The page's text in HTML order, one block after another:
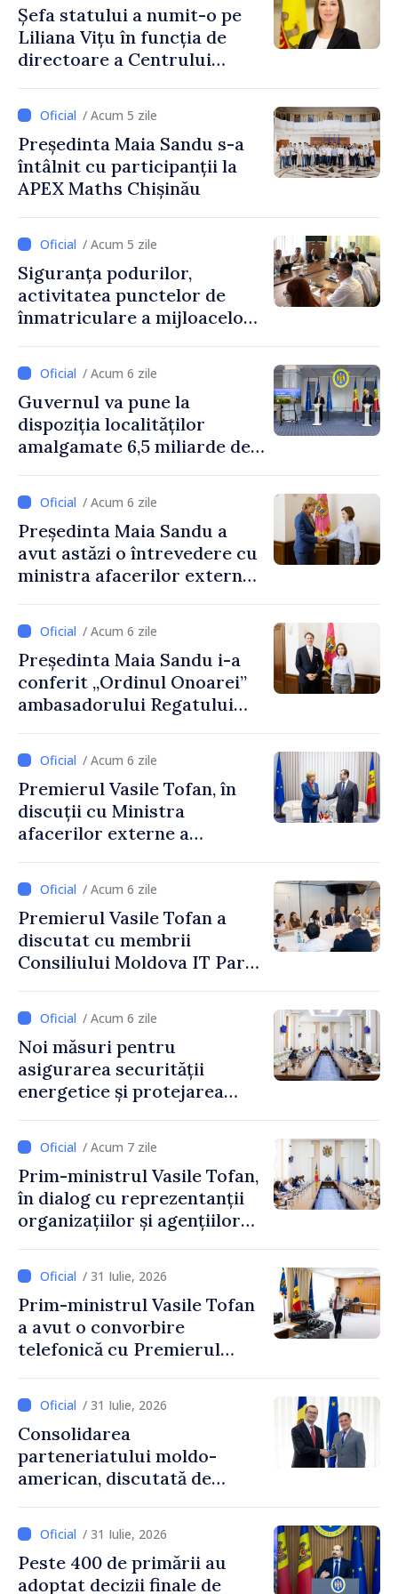
Șefa statului a numit-o pe
Liliana Vițu în funcția de
directoare a Centrului
Strategică și Contracarare a
Dezinformării
/ Acum 5 zile
Președinta Maia Sandu s-a
întâlnit cu participanții la
APEX Maths Chișinău
/ Acum 5 zile
Siguranța podurilor,
activitatea punctelor de
înmatriculare a mijloacelor
școlilor auto, discutate în
cadrul reuniunii experților
de profil de pe ambele
maluri ale Nistrului
/ Acum 6 zile
Guvernul va pune la
dispoziția localităților
amalgamate 6,5 miliarde de
Guvernului, Alexei Buzu:
„Banii sunt disponibili. Acum
este important ca primăriile
să finalizeze procesul de
amalgamare și să
m
/ Acum 6 zile
Președinta Maia Sandu a
avut astăzi o întrevedere cu
ministra afacerilor externe
/ Acum 6 zile
Președinta Maia Sandu i-a
conferit „Ordinul Onoarei”
ambasadorului Regatului
încheierea mandatului
/ Acum 6 zile
Premierul Vasile Tofan, în
discuții cu Ministra
afacerilor externe a
/ Acum 6 zile
Premierul Vasile Tofan a
discutat cu membrii
Consiliului Moldova IT Park:
industriei IT”
/ Acum 6 zile
Noi măsuri pentru
asigurarea securității
energetice și protejarea
de CNMC
/ Acum 7 zile
Prim-ministrul Vasile Tofan,
în dialog cu reprezentanții
organizațiilor și agențiilor
Moldova
/ 31 Iulie, 2026
Prim-ministrul Vasile Tofan
a avut o convorbire
telefonică cu Premierul
/ 31 Iulie, 2026
Consolidarea
parteneriatului moldo-
american, discutată de
și însărcinatul cu afaceri al
SUA, Nick Pietrowicz
/ 31 Iulie, 2026
Peste 400 de primării au
adoptat decizii finale de